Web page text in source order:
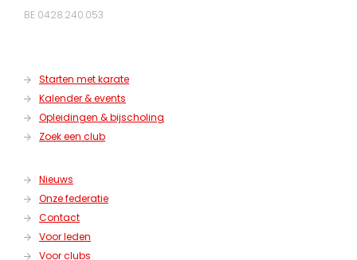
BE 0428.240.053
Starten met karate
Kalender & events
Opleidingen & bijscholing
Zoek een club
Nieuws
Onze federatie
Contact
Voor leden
Voor clubs